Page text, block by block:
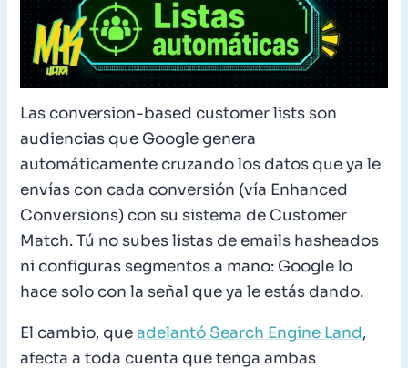
Las conversion-based customer lists son
audiencias que Google genera
automáticamente cruzando los datos que ya le
envías con cada conversión (vía Enhanced
Conversions) con su sistema de Customer
Match. Tú no subes listas de emails hasheados
ni configuras segmentos a mano: Google lo
hace solo con la señal que ya le estás dando.
El cambio, queadelantó Search Engine Land,
afecta a toda cuenta que tenga ambas